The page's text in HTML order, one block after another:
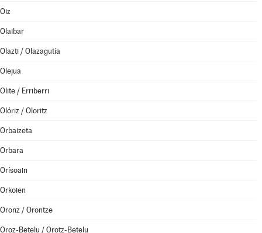
Oiz
Olaibar
Olazti / Olazagutía
Olejua
Olite / Erriberri
Olóriz / Oloritz
Orbaizeta
Orbara
Orísoain
Orkoien
Oronz / Orontze
Oroz-Betelu / Orotz-Betelu